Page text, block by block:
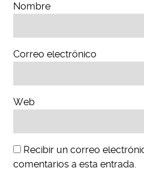
Nombre
Correo electrónico
Web
Recibir un correo
comentarios a esta entrada.